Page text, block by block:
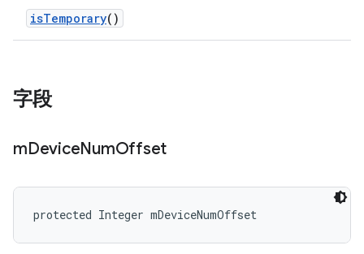
isTemporary()
字段
mDeviceNumOffset
protected Integer mDeviceNumOffset